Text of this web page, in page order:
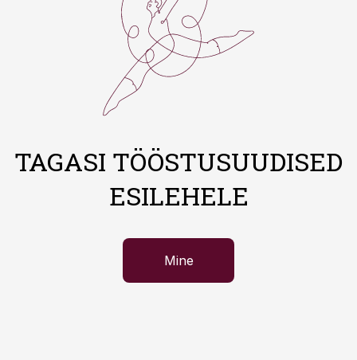
TAGASI TÖÖSTUSUUDISED
ESILEHELE
Mine